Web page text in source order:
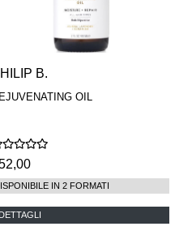
B.
OIL
IN 2 FORMATI
DETTAGLI